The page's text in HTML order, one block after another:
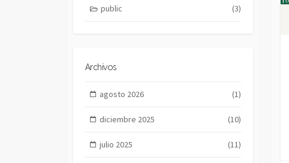
public (3)
Archivos
agosto 2026 (1)
diciembre 2025 (10)
julio 2025 (11)